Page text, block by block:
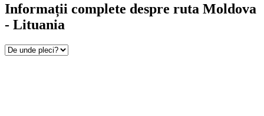
Informații complete despre ruta Moldova
- Lituania